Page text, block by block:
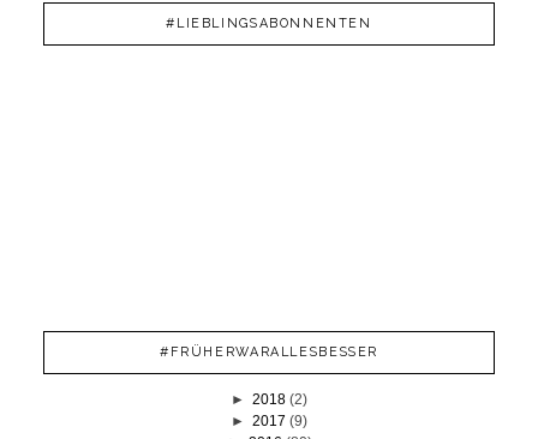
#LIEBLINGSABONNENTEN
#FRÜHERWARALLESBESSER
►2018 (2)
►2017 (9)